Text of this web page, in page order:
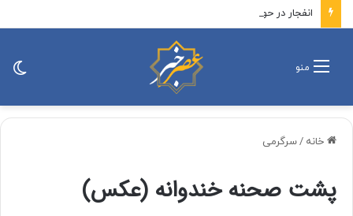
انفجار در حومه دمشق چند کشته و زخمی برجا گذاشت
منو
خانه /سرگرمی
پشت صحنه خندوانه (عکس)